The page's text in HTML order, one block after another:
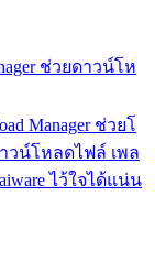
ช่วยดาวน์โห
Manager ช่วยโ
วน์โหลดไฟล์ เพล
ไว้ใจได้แน่น